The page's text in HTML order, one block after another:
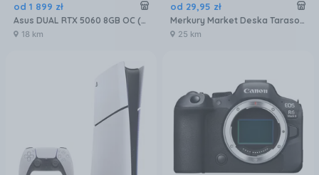
od 1 899 zł
Asus DUAL RTX 5060 8GB OC (90YV0N12M0NA00)
18 km
od 29,95 zł
Merkury Market Deska Tarasowa Mercado Basic Brąz 2000X120X20Mm MR5601072
25 km